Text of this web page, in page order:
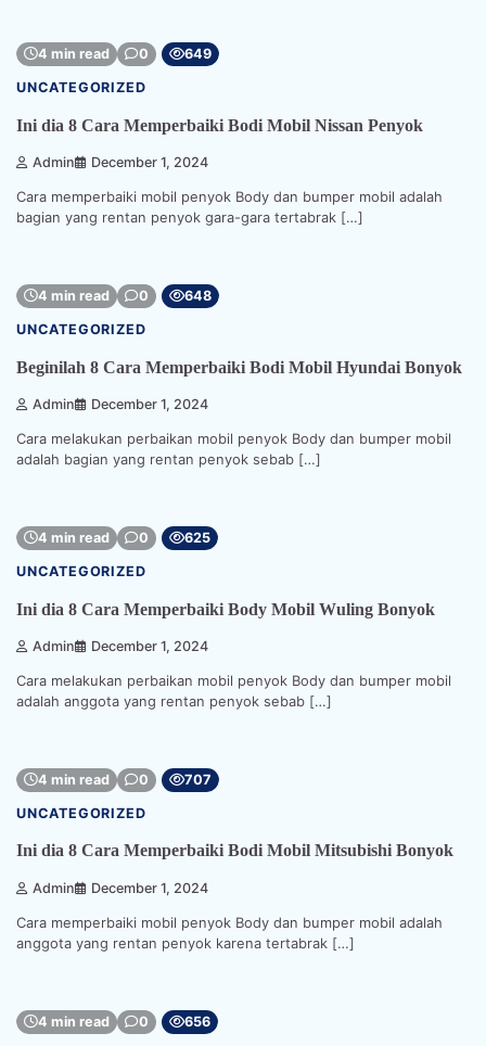
4 min read 0 649
UNCATEGORIZED
Ini dia 8 Cara Memperbaiki Bodi Mobil Nissan Penyok
Admin December 1, 2024
Cara memperbaiki mobil penyok Body dan bumper mobil adalah
bagian yang rentan penyok gara-gara tertabrak […]
4 min read 0 648
UNCATEGORIZED
Beginilah 8 Cara Memperbaiki Bodi Mobil Hyundai Bonyok
Admin December 1, 2024
Cara melakukan perbaikan mobil penyok Body dan bumper mobil
adalah bagian yang rentan penyok sebab […]
4 min read 0 625
UNCATEGORIZED
Ini dia 8 Cara Memperbaiki Body Mobil Wuling Bonyok
Admin December 1, 2024
Cara melakukan perbaikan mobil penyok Body dan bumper mobil
adalah anggota yang rentan penyok sebab […]
4 min read 0 707
UNCATEGORIZED
Ini dia 8 Cara Memperbaiki Bodi Mobil Mitsubishi Bonyok
Admin December 1, 2024
Cara memperbaiki mobil penyok Body dan bumper mobil adalah
anggota yang rentan penyok karena tertabrak […]
4 min read 0 656